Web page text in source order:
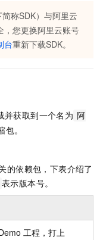
称SDK）与阿里云
，您更换阿里云账号
台重新下载SDK。
并获取到一个名为 阿
包。
的依赖包，下表介绍了
表示版本号。
工程，打上